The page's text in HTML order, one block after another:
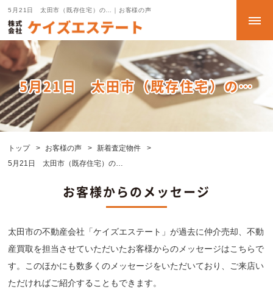
5月21日 太田市（既存住宅）の…｜お客様の声
5月21日 太田市（既存住宅）の…
トップ お客様の声
新着査定物件
5月21日 太田市（既存住宅）の…
お客様からのメッセージ
太田市の不動産会社「ケイズエステート」が過去に仲介売却、不動
産買取を担当させていただいたお客様からのメッセージはこちらで
す。このほかにも数多くのメッセージをいただいており、ご来店い
ただければご紹介することもできます。